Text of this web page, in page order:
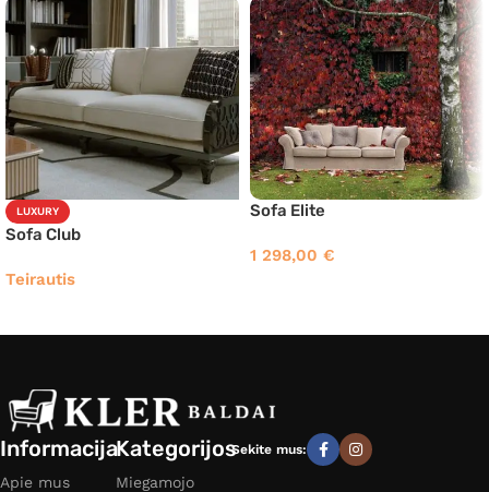
LUXURY
Sofa Club
Teirautis
Sofa Elite
1 298,00 €
Informacija
Apie mus
Kategorijos
Miegamojo
Sekite mus: